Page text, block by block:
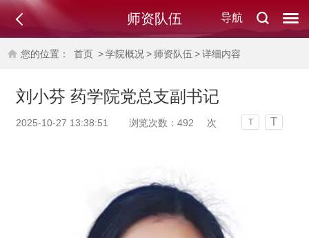
导航
师资队伍
您的位置： 首页 >学院概况> 师资队伍 >详细内容
刘小芬 药学院党总支副书记
2025-10-27 13:38:51 浏览次数： 492 次 T T